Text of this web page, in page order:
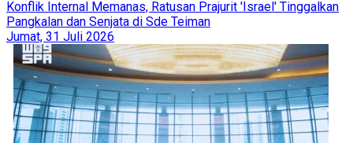
Konflik Internal Memanas, Ratusan Prajurit 'Israel' Tinggalkan
Pangkalan dan Senjata di Sde Teiman
Jumat, 31 Juli 2026